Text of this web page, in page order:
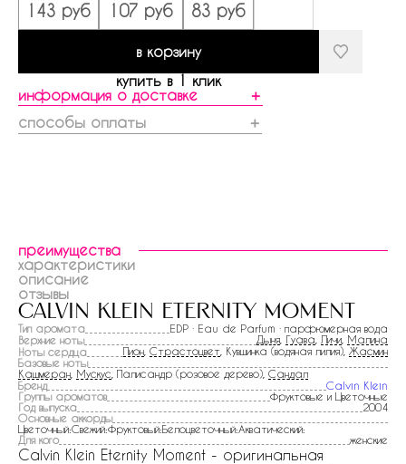
143 руб 107 руб 83 руб
в корзину
купить в 1 клик
информация о доставке
＋
способы оплаты
＋
преимущества
характеристики
описание
отзывы
calvin klein eternity moment
Тип аромата
EDP · Eau de Parfum · парфюмерная вода
Верхние ноты
Дыня Гуава Личи Малина
Ноты сердца
Пион Страстоцвет , Кувшинка (водяная лилия), Жасмин
Базовые ноты
Кашмеран Мускус , Палисандр (розовое дерево), Сандал
Бренд
Calvin Klein
Группы ароматов
Фруктовые и Цветочные
Год выпуска
2004
Основные аккорды
Цветочный:Свежий:Фруктовый:Белоцветочный:Акватический:
Для кого
женские
Calvin Klein Eternity Moment - оригинальная